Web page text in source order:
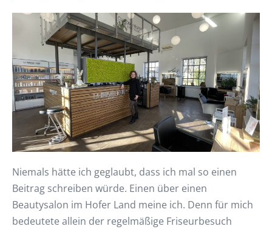
Niemals hätte ich geglaubt, dass ich mal so einen
Beitrag schreiben würde. Einen über einen
Beautysalon im Hofer Land meine ich. Denn für mich
bedeutete allein der regelmäßige Friseurbesuch